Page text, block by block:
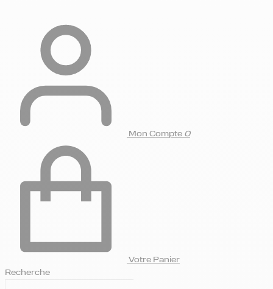
Mon Compte 0
Votre Panier
Recherche